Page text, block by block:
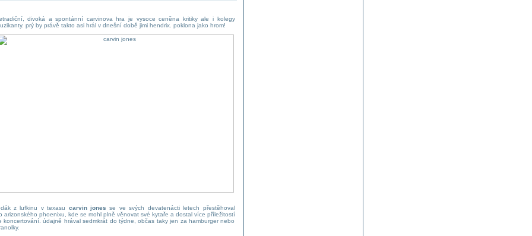
divoká a spontánní carvinova hra je vysoce ceněna kritiky ale i kolegy
prý by právě takto asi hrál v dnešní době jimi hendrix. poklona jako hrom!
z lufkinu v texasu carvin jones se ve svých devatenácti letech přestěhoval
arizonského phoenixu, kde se mohl plně věnovat své kytaře a dostal více příležitostí
koncertování. údajně hrával sedmkrát do týdne, občas taky jen za hamburger nebo